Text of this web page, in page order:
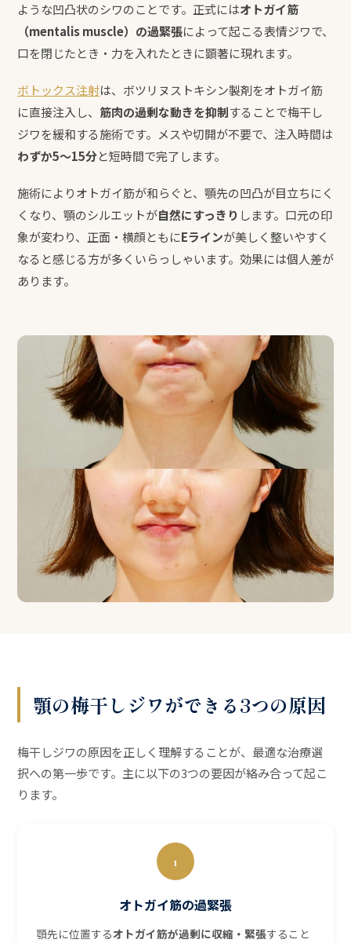
ような凹凸状のシワのことです。正式にはオトガイ筋
（mentalis muscle）の過緊張によって起こる表情ジワで、
口を閉じたとき・力を入れたときに顕著に現れます。
ボトックス注射は、ボツリヌストキシン製剤をオトガイ筋
に直接注入し、 筋肉の過剰な動きを抑制することで梅干し
ジワを緩和する施術です。メスや切開が不要で、注入時間は
わずか5〜15分と短時間で完了します。
施術によりオトガイ筋が和らぐと、顎先の凹凸が目立ちにく
くなり、顎のシルエットが自然にすっきり します。口元の印
象が変わり、正面・横顔ともにEラインが美しく整いやすく
なると感じる方が多くいらっしゃいます。効果には個人差が
あります。
顎の梅干しジワができる3つの原因
梅干しジワの原因を正しく理解することが、最適な治療選
択への第一歩です。主に以下の3つの要因が絡み合って起こ
ります。
1
オトガイ筋の過緊張
顎先に位置するオトガイ筋が過剰に収縮・緊張すること